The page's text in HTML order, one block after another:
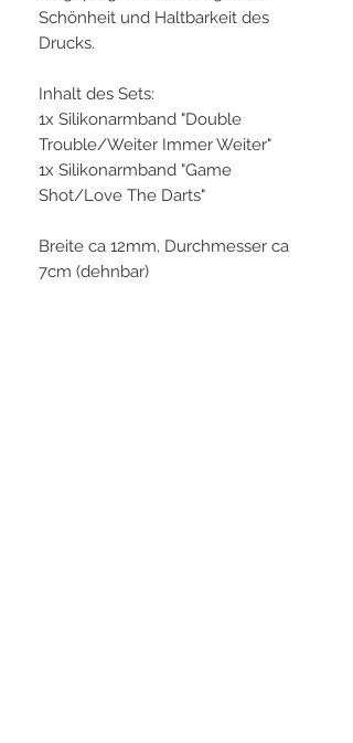
Schönheit und Haltbarkeit des
Drucks.
Inhalt des Sets:
1x Silikonarmband "Double
Trouble/Weiter Immer Weiter"
1x Silikonarmband "Game
Shot/Love The Darts"
Breite ca 12mm, Durchmesser ca
7cm (dehnbar)